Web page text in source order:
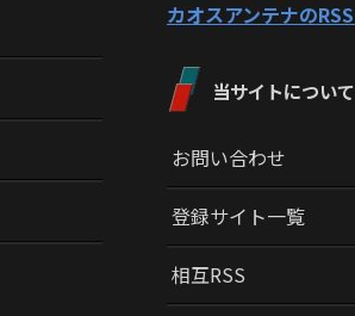
カオスアンテナのRSS
当サイトについて
お問い合わせ
登録サイト一覧
相互RSS